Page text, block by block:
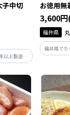
子中切
以上製造し
子です。製
たものや、
たお得用
らずお得な
お徳用
3,600
福井県
福井県で
ている丸市
てしまっ
です。味